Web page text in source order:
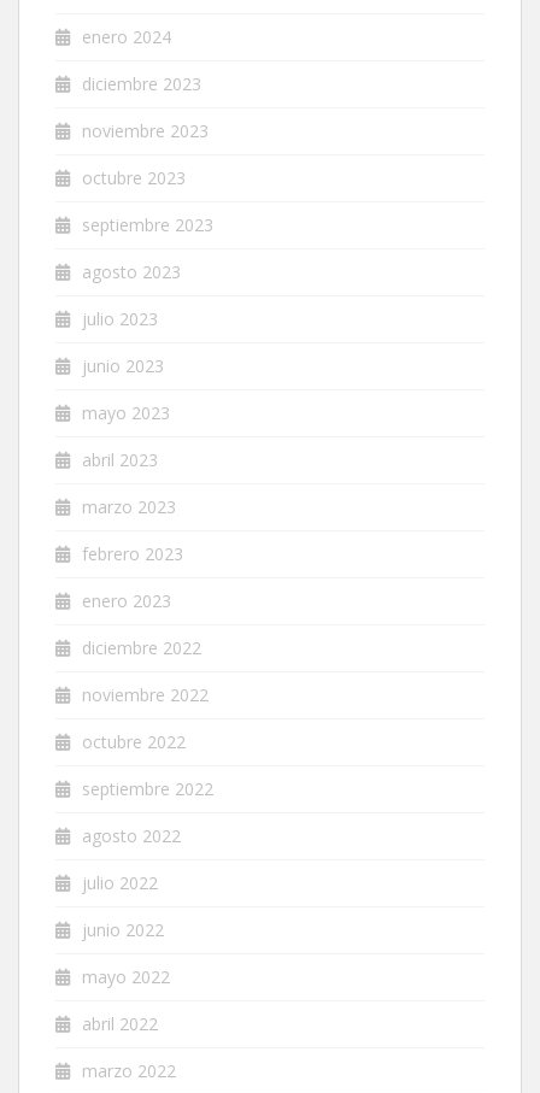
enero 2024
diciembre 2023
noviembre 2023
octubre 2023
septiembre 2023
agosto 2023
julio 2023
junio 2023
mayo 2023
abril 2023
marzo 2023
febrero 2023
enero 2023
diciembre 2022
noviembre 2022
octubre 2022
septiembre 2022
agosto 2022
julio 2022
junio 2022
mayo 2022
abril 2022
marzo 2022